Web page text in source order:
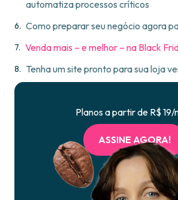
automatiza processos críticos
Como preparar seu negócio agora
Venda mais – e melhor – na Black
Tenha um site pronto para sua loja
Planos a partir de R$ 19/
ASSINE AGORA!